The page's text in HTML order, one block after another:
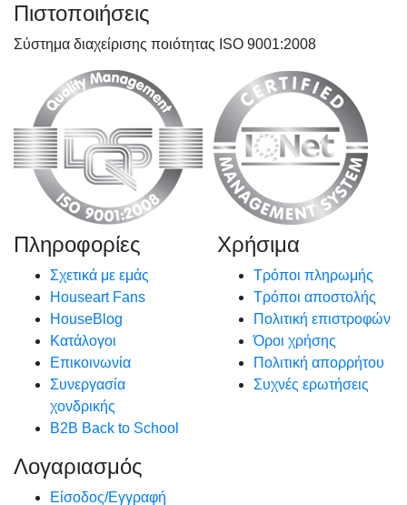
Πιστοποιήσεις
Σύστημα διαχείρισης ποιότητας ISO 9001:2008
Πληροφορίες
Σχετικά με εμάς
Houseart Fans
HouseBlog
Κατάλογοι
Επικοινωνία
Συνεργασία
χονδρικής
B2B Back to School
Χρήσιμα
Τρόποι πληρωμής
Τρόποι αποστολής
Πολιτική επιστροφών
Όροι χρήσης
Πολιτική απορρήτου
Συχνές ερωτήσεις
Λογαριασμός
Είσοδος/Εγγραφή